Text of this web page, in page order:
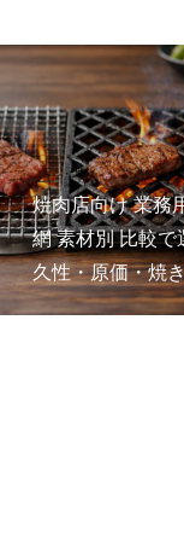
焼肉店向け 業務
網 素材別 比較で
久性・原価・焼